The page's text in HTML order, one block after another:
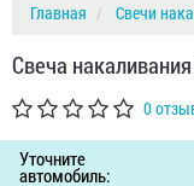
Главная Свечи
Свеча
0
Уточните
автомобиль: